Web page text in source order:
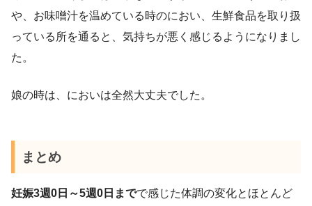
や、お味噌汁を温めている時のにおい、生鮮食品を取り扱
っている所を通ると、気持ちが悪く感じるようになりまし
た。
娘の時は、においは全然大丈夫でした。
まとめ
妊娠3週0日～5週0日までで感じた体調の変化とほとんど